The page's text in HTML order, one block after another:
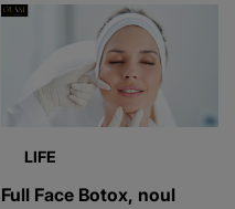
LIFE
Full Face Botox, noul